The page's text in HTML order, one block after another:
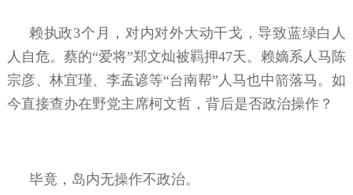
赖执政3个月，对内对外大动干戈，导致蓝绿白人
人自危。蔡的“爱将”郑文灿被羁押47天。赖嫡系人马陈
宗彦、林宜瑾、李孟谚等“台南帮”人马也中箭落马。如
今直接查办在野党主席柯文哲，背后是否政治操作？
毕竟，岛内无操作不政治。